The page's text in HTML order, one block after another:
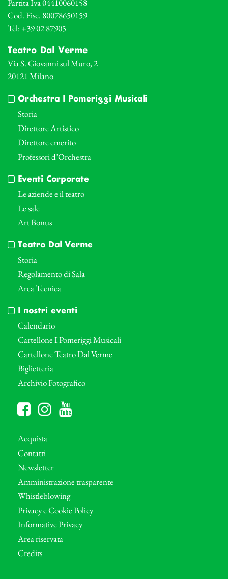
Partita Iva 04410060158
Cod. Fisc. 80078650159
Tel: +39 02 87905
Teatro Dal Verme
Via S. Giovanni sul Muro, 2
20121 Milano
Orchestra I Pomeriggi Musicali
Storia
Direttore Artistico
Direttore emerito
Professori d’Orchestra
Eventi Corporate
Le aziende e il teatro
Le sale
Art Bonus
Teatro Dal Verme
Storia
Regolamento di Sala
Area Tecnica
I nostri eventi
Calendario
Cartellone I Pomeriggi Musicali
Cartellone Teatro Dal Verme
Biglietteria
Archivio Fotografico
Acquista
Contatti
Newsletter
Amministrazione trasparente
Whistleblowing
Privacy e Cookie Policy
Informative Privacy
Area riservata
Credits